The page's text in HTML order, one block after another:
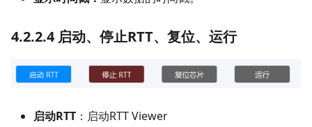
4.2.2.4 启动、停止RTT、复位、运行
启动RTT ：启动RTT Viewer